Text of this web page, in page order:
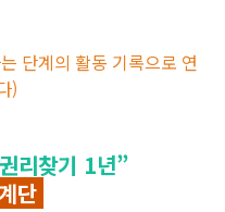
단계의 활동 기록으로 연
)
리찾기 1년”
단